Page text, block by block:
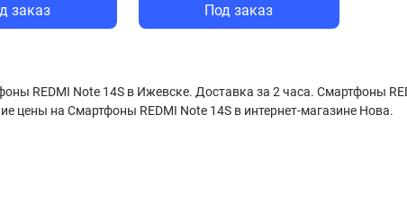
заказ Под заказ
REDMI Note 14S в Ижевске. Доставка за 2 часа. Смартфоны
цены на Смартфоны REDMI Note 14S в интернет-магазине Нова.